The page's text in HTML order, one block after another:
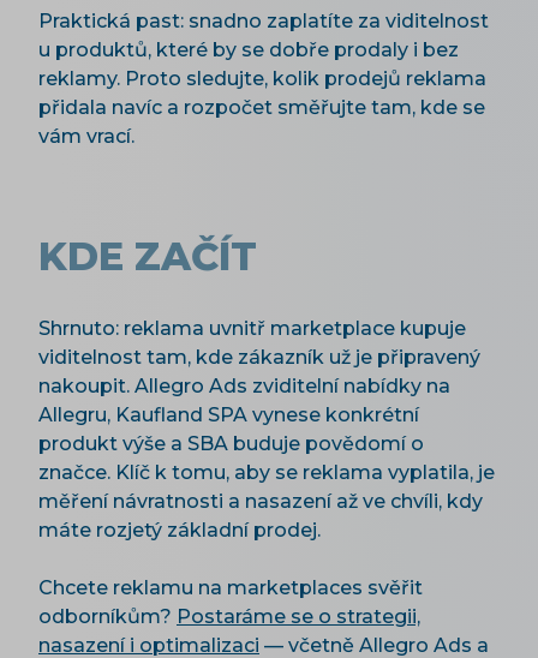
Praktická past: snadno zaplatíte za viditelnost
u produktů, které by se dobře prodaly i bez
reklamy. Proto sledujte, kolik prodejů reklama
přidala navíc a rozpočet směřujte tam, kde se
vám vrací.
KDE ZAČÍT
Shrnuto: reklama uvnitř marketplace kupuje
viditelnost tam, kde zákazník už je připravený
nakoupit. Allegro Ads zviditelní nabídky na
Allegru, Kaufland SPA vynese konkrétní
produkt výše a SBA buduje povědomí o
značce. Klíč k tomu, aby se reklama vyplatila, je
měření návratnosti a nasazení až ve chvíli, kdy
máte rozjetý základní prodej.
Chcete reklamu na marketplaces svěřit
odborníkům? Postaráme se o strategii,
nasazení i optimalizaci — včetně Allegro Ads a